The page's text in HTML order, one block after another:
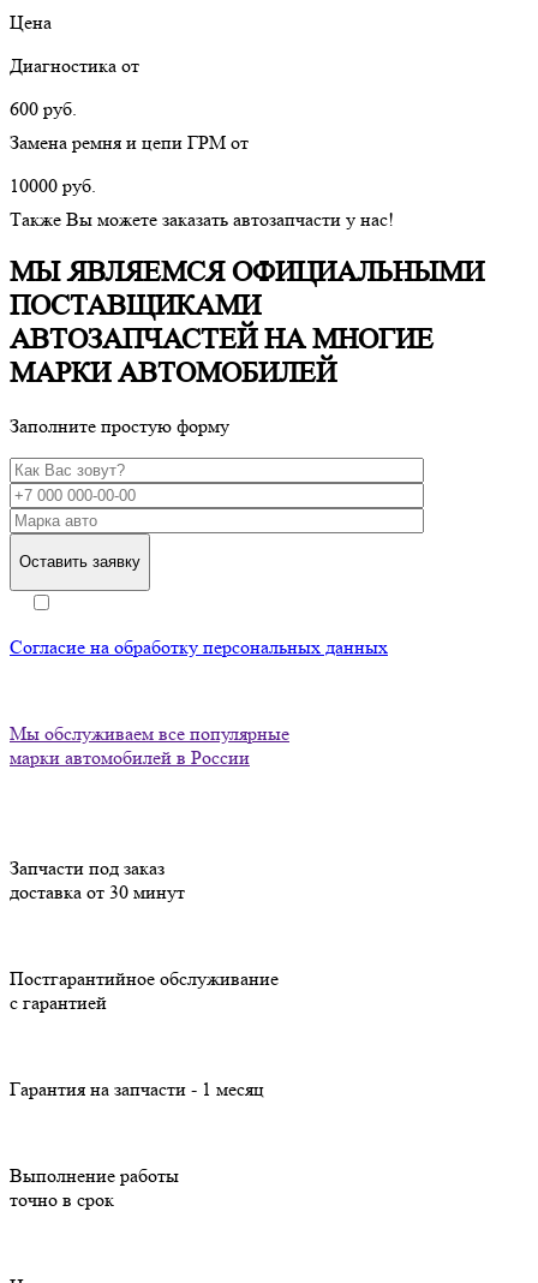
Цена
Диагностика от
600 руб.
Замена ремня и цепи ГРМ от
10000 руб.
Также Вы можете заказать автозапчасти у нас!
МЫ ЯВЛЯЕМСЯ ОФИЦИАЛЬНЫМИ
ПОСТАВЩИКАМИ
АВТОЗАПЧАСТЕЙ НА МНОГИЕ
МАРКИ АВТОМОБИЛЕЙ
Заполните простую форму
Оставить заявку
Согласие на обработку персональных данных
Мы обслуживаем все популярные
марки автомобилей в России
Запчасти под заказ
доставка от 30 минут
Постгарантийное обслуживание
с гарантией
Гарантия на запчасти - 1 месяц
Выполнение работы
точно в срок